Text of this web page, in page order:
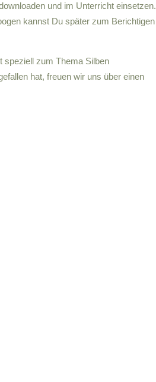
und im Unterricht einsetzen.
kannst Du später zum Berichtigen
speziell zum Thema Silben
hat, freuen wir uns über einen